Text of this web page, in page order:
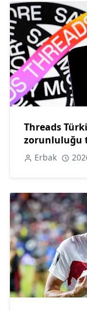
Threads
zorunluluğu
Erbak